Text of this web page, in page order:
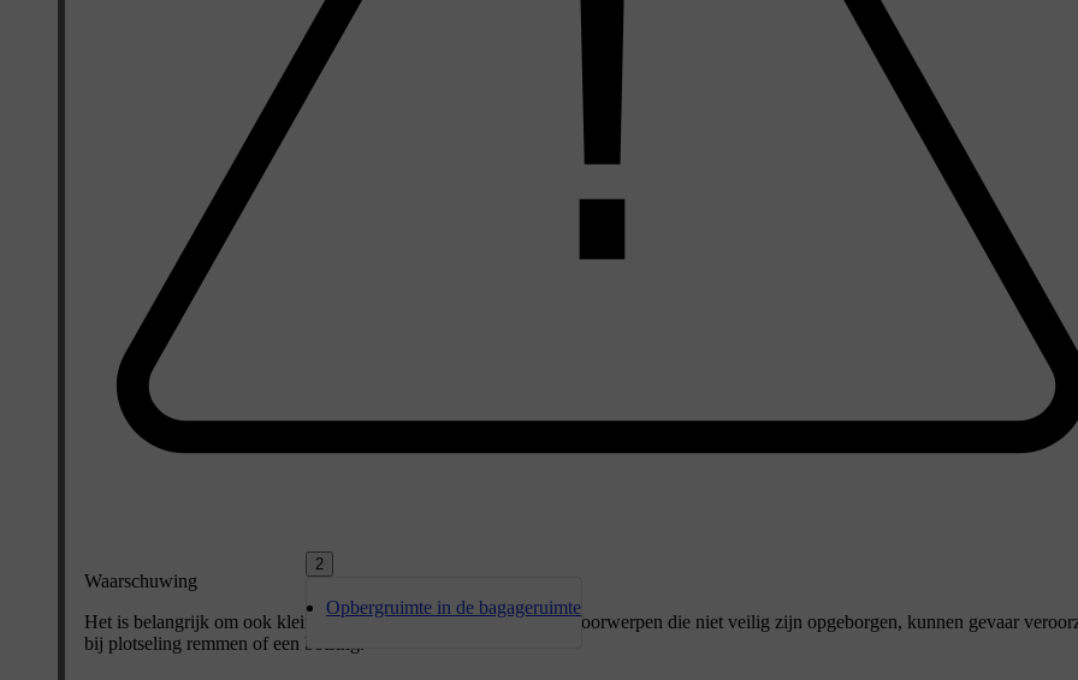
2
Opbergruimte in de bagageruimte
Waarschuwing
Het is belangrijk om ook kleine voorwerpen goed op te bergen. Voorwerpen die niet veilig zijn opgeborgen, kunnen gevaar
bij plotseling remmen of een botsing.